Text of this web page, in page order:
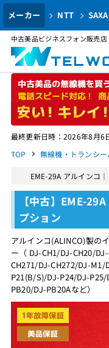
メーカー NTT SAXA
中古美品ビジネスフォン販売店
最終更新日時：2026年8月6
TOP
無線機・トランシー
EME-29A アルインコ
【中古】EME-
プション
アルインコ(ALINCO)製の
ー（ DJ-CH1/DJ-CH20/
CH271/DJ-CH272/DJ-
P21(B/S)/DJ-P24/DJ-
PB20/DJ-PB20Aなど）